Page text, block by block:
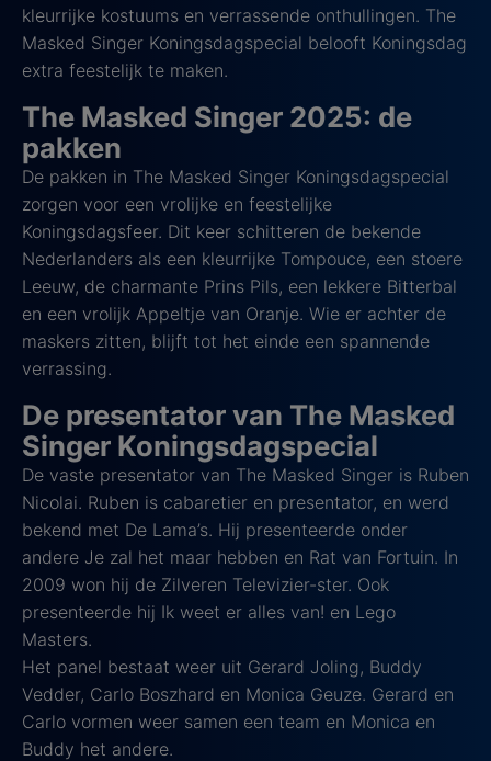
kleurrijke kostuums en verrassende onthullingen. The
Masked Singer Koningsdagspecial belooft Koningsdag
extra feestelijk te maken.
The Masked Singer 2025: de
pakken
De pakken in The Masked Singer Koningsdagspecial
zorgen voor een vrolijke en feestelijke
Koningsdagsfeer. Dit keer schitteren de bekende
Nederlanders als een kleurrijke Tompouce, een stoere
Leeuw, de charmante Prins Pils, een lekkere Bitterbal
en een vrolijk Appeltje van Oranje. Wie er achter de
maskers zitten, blijft tot het einde een spannende
verrassing.
De presentator van The Masked
Singer Koningsdagspecial
De vaste presentator van The Masked Singer is Ruben
Nicolai. Ruben is cabaretier en presentator, en werd
bekend met De Lama’s. Hij presenteerde onder
andere Je zal het maar hebben en Rat van Fortuin. In
2009 won hij de Zilveren Televizier-ster. Ook
presenteerde hij Ik weet er alles van! en Lego
Masters.
Het panel bestaat weer uit Gerard Joling, Buddy
Vedder, Carlo Boszhard en Monica Geuze. Gerard en
Carlo vormen weer samen een team en Monica en
Buddy het andere.